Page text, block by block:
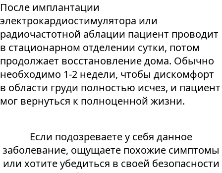
После имплантации
электрокардиостимулятора или
радиочастотной аблации пациент проводит
в стационарном отделении сутки, потом
продолжает восстановление дома. Обычно
необходимо 1-2 недели, чтобы дискомфорт
в области груди полностью исчез, и пациент
мог вернуться к полноценной жизни.
Если подозреваете у себя данное
заболевание, ощущаете похожие симптомы
или хотите убедиться в своей безопасности